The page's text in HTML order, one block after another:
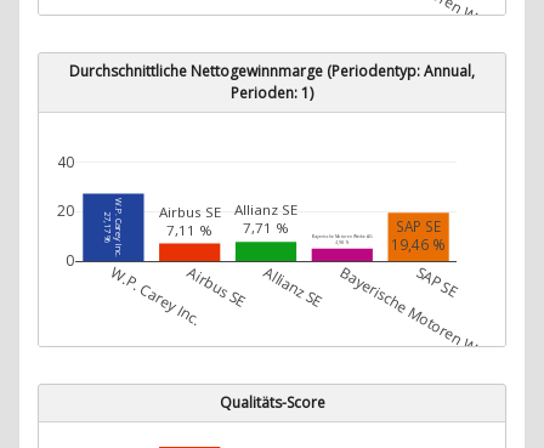
Durchschnittliche Nettogewinnmarge (Periodentyp: Annual,
Perioden: 1)
W.P. Carey Inc.
27,17 %
Airbus SE
7,11 %
Allianz SE
7,71 % Bayerische Motoren Werke AG
4,98 %
SAP SE
19,46 %
W.P. Carey Inc.Airbus SE Allianz SE Bayerische Motoren Werke AG
SAP SE
0
20
40
Qualitäts-Score